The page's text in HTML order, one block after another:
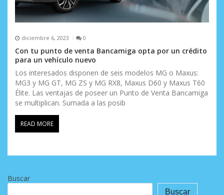
diciembre 6, 2023 0
Con tu punto de venta Bancamiga opta por un crédito
para un vehículo nuevo
Los interesados disponen de seis modelos MG o Maxus:
MG3 y MG GT, MG ZS y MG RX8, Maxus D60 y Maxus T60
Élite. Las ventajas de poseer un Punto de Venta Bancamiga
se multiplican. Sumada a las posib
READ MORE
Buscar
Buscar